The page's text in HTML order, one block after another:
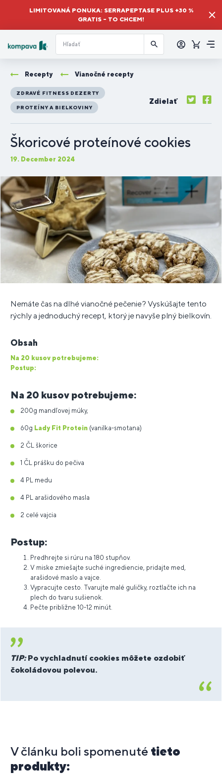
LIMITOVANÁ PONUKA: SERRAPEPTASE PLUS +30 %
GRATIS – TO CHCEM!
sa
Košík
Recepty Vianočné recepty
ZDRAVÉ FITNESS DEZERTY
PROTEÍNY A BIELKOVINY
Zdielať
Škoricové proteínové cookies
19. December 2024
Nemáte čas na dlhé vianočné pečenie? Vyskúšajte tento
rýchly a jednoduchý recept, ktorý je navyše plný bielkovín.
Obsah
Na 20 kusov potrebujeme:
Postup:
Na 20 kusov potrebujeme:
200g mandľovej múky,
60g Lady Fit Protein (vanilka-smotana)
2 ČL škorice
1 ČL prášku do pečiva
4 PL medu
4 PL arašidového masla
2 celé vajcia
Postup:
Predhrejte si rúru na 180 stupňov.
V miske zmiešajte suché ingrediencie, pridajte med,
arašidové maslo a vajce.
Vypracujte cesto. Tvarujte malé guličky, roztlačte ich na
plech do tvaru sušienok.
Pečte približne 10-12 minút.
TIP:Po vychladnutí cookies môžete ozdobiť
čokoládovou polevou.
V článku boli spomenuté tieto
produkty: